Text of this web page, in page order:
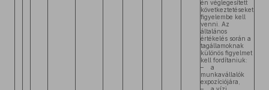
én véglegesített
következtetéseket
figyelembe kell
venni. Az
általános
értékelés során a
tagállamoknak
különös figyelmet
kell fordítaniuk:
– a
munkavállalók
expozíciójára,